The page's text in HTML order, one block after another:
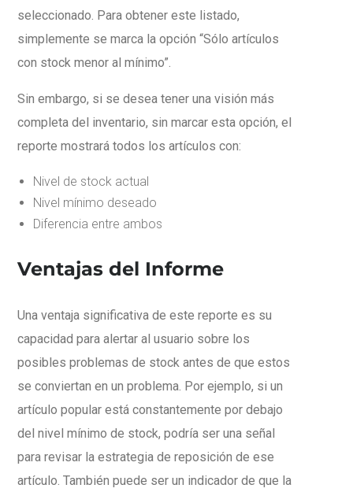
seleccionado. Para obtener este listado,
simplemente se marca la opción “Sólo artículos
con stock menor al mínimo”.
Sin embargo, si se desea tener una visión más
completa del inventario, sin marcar esta opción, el
reporte mostrará todos los artículos con:
Nivel de stock actual
Nivel mínimo deseado
Diferencia entre ambos
Ventajas del Informe
Una ventaja significativa de este reporte es su
capacidad para alertar al usuario sobre los
posibles problemas de stock antes de que estos
se conviertan en un problema. Por ejemplo, si un
artículo popular está constantemente por debajo
del nivel mínimo de stock, podría ser una señal
para revisar la estrategia de reposición de ese
artículo. También puede ser un indicador de que la